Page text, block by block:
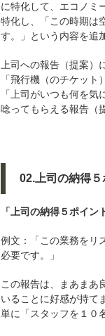
に特化して、エコノミ
特化し、「この時期は
す。」という内容を追
上司への報告（提案）
「飛行機（のチケッ
「上司がいつも何を
唸ってもらえる報告（
02.上司の納得５
「上司の納得５ポイン
例文：「この業務をリ
必要です。」
この報告は、まあまあ
いることに好感が持て
単に「スタッフを１０